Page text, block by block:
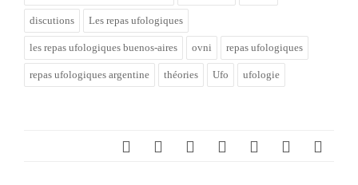
discutions Les repas ufologiques
les repas ufologiques buenos-aires ovni repas ufologiques
repas ufologiques argentine théories Ufo ufologie